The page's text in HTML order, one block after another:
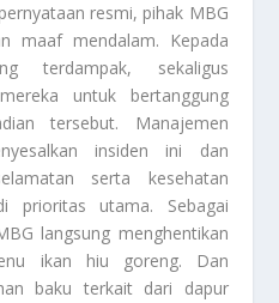
resmi, pihak MBG
maaf mendalam. Kepada
terdampak, sekaligus
untuk bertanggung
tersebut. Manajemen
insiden ini dan
serta kesehatan
prioritas utama. Sebagai
langsung menghentikan
ikan hiu goreng. Dan
baku terkait dari dapur